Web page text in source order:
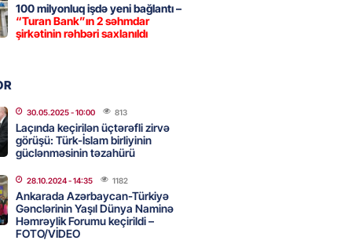
- 15:00
ölkəni seçdilər
- 14:45 104
100 milyonluq işdə yeni bağlantı –
“Turan Bank”ın 2 səhmdar
şirkətinin rəhbəri saxlanıldı
30.05.2025- 10:00 813
Laçında keçirilən üçtərəfli zirvə
görüşü: Türk-İslam birliyinin
güclənməsinin təzahürü
28.10.2024- 14:35 1182
Ankarada Azərbaycan-Türkiyə
Gənclərinin Yaşıl Dünya Naminə
Həmrəylik Forumu keçirildi –
FOTO/VİDEO